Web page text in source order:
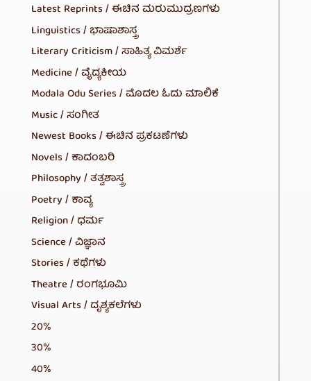
Latest Reprints / ಈಚಿನ ಮರುಮುದ್ರಣಗಳು
Linguistics / ಭಾಷಾಶಾಸ್ತ್ರ
Literary Criticism / ಸಾಹಿತ್ಯ ವಿಮರ್ಶೆ
Medicine / ವೈದ್ಯಕೀಯ
Modala Odu Series / ಮೊದಲ ಓದು ಮಾಲಿಕೆ
Music / ಸಂಗೀತ
Newest Books / ಈಚಿನ ಪ್ರಕಟಣೆಗಳು
Novels / ಕಾದಂಬರಿ
Philosophy / ತತ್ವಶಾಸ್ತ್ರ
Poetry / ಕಾವ್ಯ
Religion / ಧರ್ಮ
Science / ವಿಜ್ಞಾನ
Stories / ಕಥೆಗಳು
Theatre / ರಂಗಭೂಮಿ
Visual Arts / ದೃಶ್ಯಕಲೆಗಳು
20%
30%
40%